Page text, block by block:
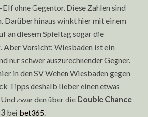
ohne Gegentor. Diese Zahlen sind
Darüber hinaus winkt hier mit einem
an diesem Spieltag sogar die
Aber Vorsicht: Wiesbaden ist ein
nur schwer auszurechnender Gegner.
in den SV Wehen Wiesbaden gegen
Tipps deshalb lieber einen etwas
zwar den über die Double Chance
bei bet365.